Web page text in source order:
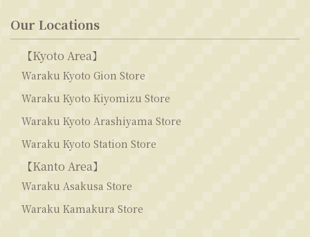
Our Locations
【Kyoto Area】
Waraku Kyoto Gion Store
Waraku Kyoto Kiyomizu Store
Waraku Kyoto Arashiyama Store
Waraku Kyoto Station Store
【Kanto Area】
Waraku Asakusa Store
Waraku Kamakura Store